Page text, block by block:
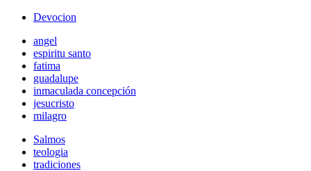
Devocion
angel
espiritu santo
fatima
guadalupe
inmaculada concepción
jesucristo
milagro
Salmos
teologia
tradiciones